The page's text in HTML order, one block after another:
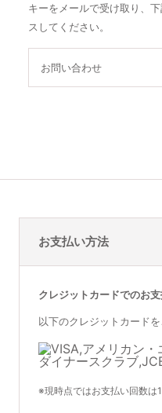
キーをメールで受け取り、
スしてください。
お問い合わせ
お支払い方法
クレジットカードでのお
以下のクレジットカードを
※現時点ではお支払い回数は